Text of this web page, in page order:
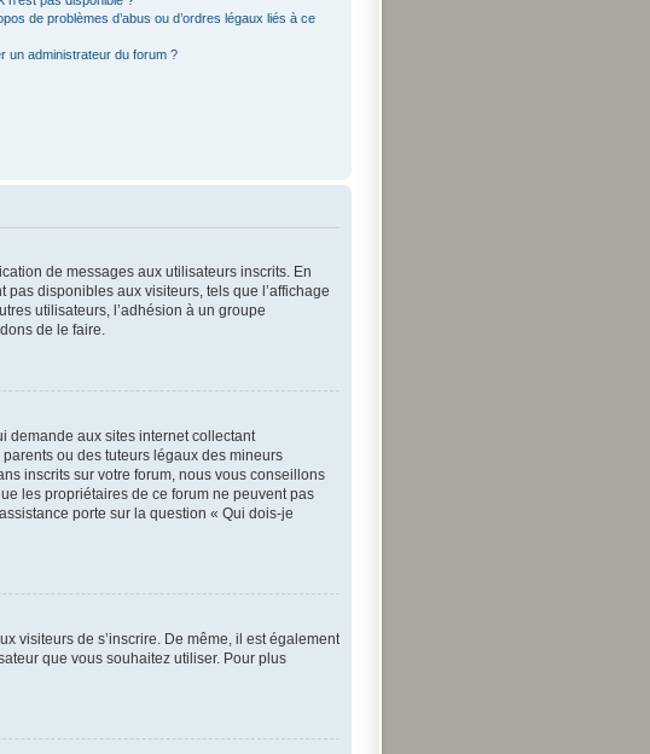
de problèmes d’abus ou d’ordres légaux liés à ce
un administrateur du forum ?
de messages aux utilisateurs inscrits. En
disponibles aux visiteurs, tels que l’affichage
utilisateurs, l’adhésion à un groupe
de le faire.
demande aux sites internet collectant
ou des tuteurs légaux des mineurs
inscrits sur votre forum, nous vous conseillons
les propriétaires de ce forum ne peuvent pas
porte sur la question « Qui dois-je
visiteurs de s’inscrire. De même, il est également
que vous souhaitez utiliser. Pour plus